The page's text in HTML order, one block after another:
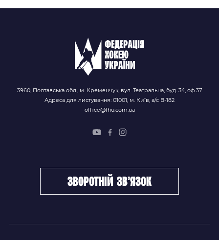
3960, Полтавська обл., м. Кременчук, вул. Театральна, буд. 34, оф.37
Адреса для листування: 01001, м. Київ, а/с В-182
office@fhu.com.ua
зворотній зв’язок